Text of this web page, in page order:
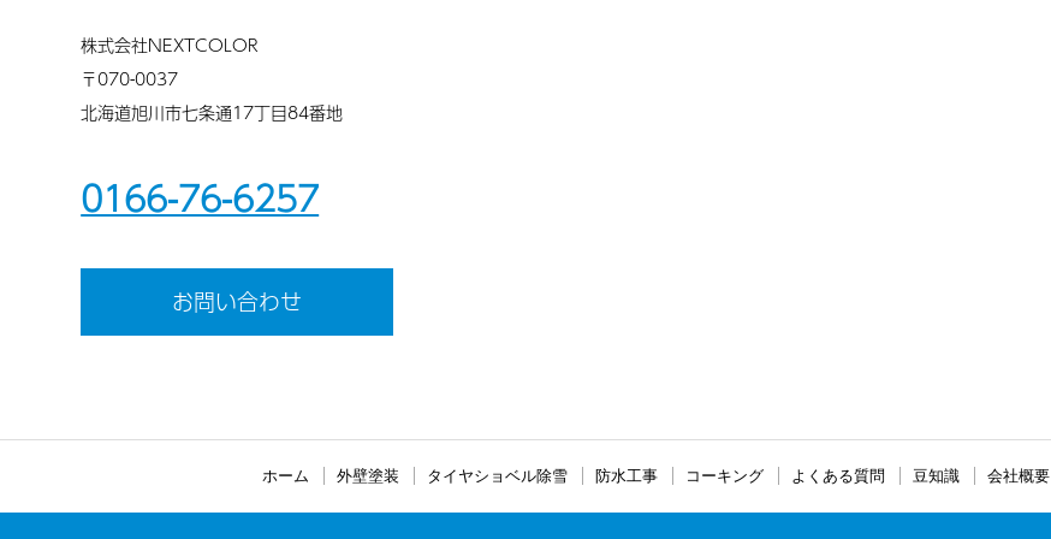
株式会社NEXTCOLOR
〒070-0037
北海道旭川市七条通17丁目84番地
0166-76-6257
お問い合わせ
ホーム 外壁塗装 タイヤショベル除雪 防水工事 コーキング よくある質問 豆知識 会社概要